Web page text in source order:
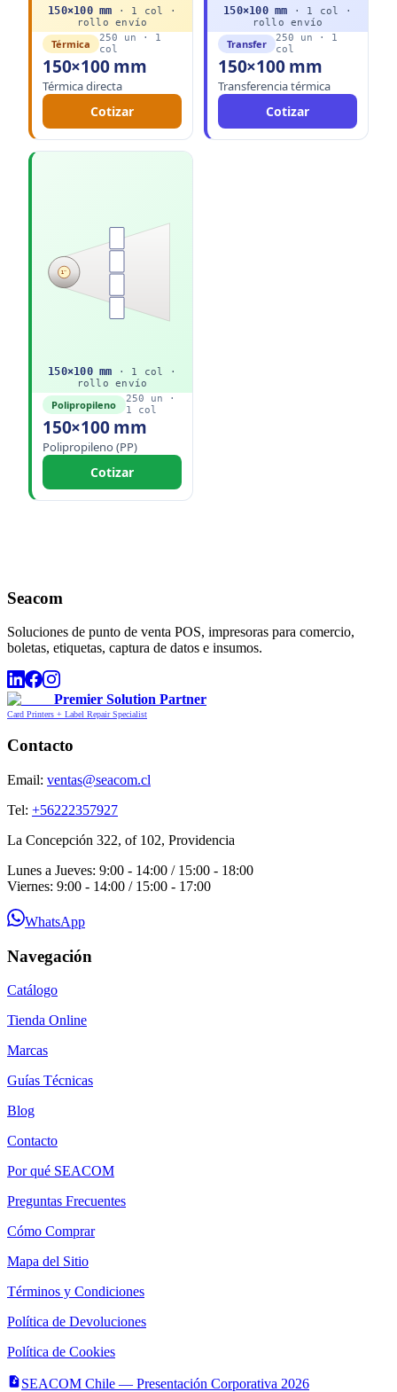
150×100mm · 1
col ·
rolloenvío
Térmica 250 un · 1
col
150×100 mm
Térmica directa
Cotizar
150×100mm · 1
col ·
rolloenvío
Transfer 250 un · 1
col
150×100 mm
Transferencia térmica
Cotizar
1"
150×100mm · 1
col ·
rolloenvío
Polipropileno 250 un ·
1 col
150×100 mm
Polipropileno (PP)
Cotizar
Seacom
Soluciones de punto de venta POS, impresoras para comercio,
boletas, etiquetas, captura de datos e insumos.
Premier Solution Partner
Card Printers + Label Repair Specialist
Contacto
Email: ventas@seacom.cl
Tel: +56222357927
La Concepción 322, of 102, Providencia
Lunes a Jueves: 9:00 - 14:00 / 15:00 - 18:00
Viernes: 9:00 - 14:00 / 15:00 - 17:00
WhatsApp
Navegación
Catálogo
Tienda Online
Marcas
Guías Técnicas
Blog
Contacto
Por qué SEACOM
Preguntas Frecuentes
Cómo Comprar
Mapa del Sitio
Términos y Condiciones
Política de Devoluciones
Política de Cookies
SEACOM Chile — Presentación Corporativa 2026